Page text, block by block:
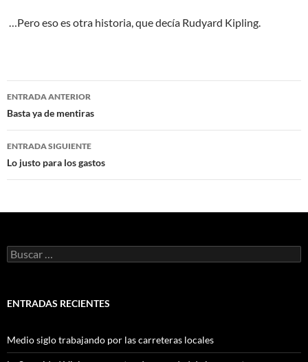
…Pero eso es otra historia, que decía Rudyard Kipling.
Navegación
de
entradas
ENTRADA ANTERIOR
Basta ya de mentiras
ENTRADA SIGUIENTE
Lo justo para los gastos
Buscar:
ENTRADAS RECIENTES
Medio siglo trabajando por las carreteras locales